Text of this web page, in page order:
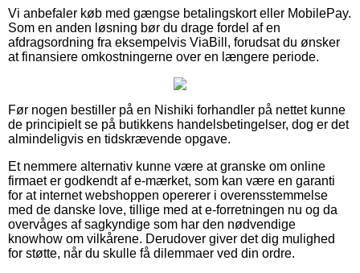
Vi anbefaler køb med gængse betalingskort eller MobilePay.
Som en anden løsning bør du drage fordel af en
afdragsordning fra eksempelvis ViaBill, forudsat du ønsker
at finansiere omkostningerne over en længere periode.
Før nogen bestiller på en Nishiki forhandler på nettet kunne
de principielt se på butikkens handelsbetingelser, dog er det
almindeligvis en tidskrævende opgave.
Et nemmere alternativ kunne være at granske om online
firmaet er godkendt af e-mærket, som kan være en garanti
for at internet webshoppen opererer i overensstemmelse
med de danske love, tillige med at e-forretningen nu og da
overvåges af sagkyndige som har den nødvendige
knowhow om vilkårene. Derudover giver det dig mulighed
for støtte, når du skulle få dilemmaer ved din ordre.